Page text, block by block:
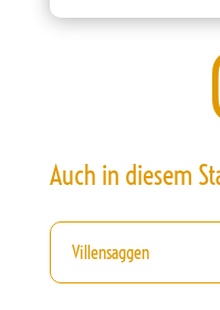
Auch in diesem
Villensaggen